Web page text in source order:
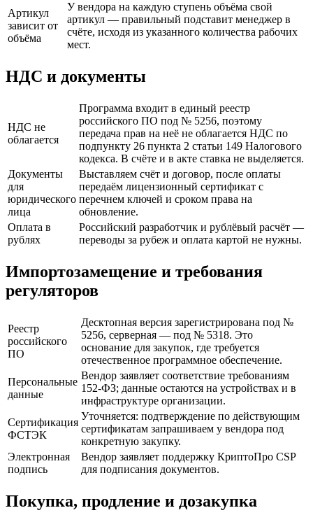
Артикул
зависит от
объёма
У вендора на каждую ступень объёма свой
артикул — правильный подставит менеджер в
счёте, исходя из указанного количества рабочих
мест.
НДС и документы
НДС не
облагается
Программа входит в единый реестр
российского ПО под № 5256, поэтому
передача прав на неё не облагается НДС по
подпункту 26 пункта 2 статьи 149 Налогового
кодекса. В счёте и в акте ставка не выделяется.
Документы
для
юридического
лица
Выставляем счёт и договор, после оплаты
передаём лицензионный сертификат с
перечнем ключей и сроком права на
обновление.
Оплата в
рублях
Российский разработчик и рублёвый расчёт —
переводы за рубеж и оплата картой не нужны.
Импортозамещение и требования
регуляторов
Реестр
российского
ПО
Десктопная версия зарегистрирована под №
5256, серверная — под № 5318. Это
основание для закупок, где требуется
отечественное программное обеспечение.
Персональные
данные
Вендор заявляет соответствие требованиям
152-ФЗ; данные остаются на устройствах и в
инфраструктуре организации.
Сертификация
ФСТЭК
Уточняется: подтверждение по действующим
сертификатам запрашиваем у вендора под
конкретную закупку.
Электронная
подпись
Вендор заявляет поддержку КриптоПро CSP
для подписания документов.
Покупка, продление и дозакупка